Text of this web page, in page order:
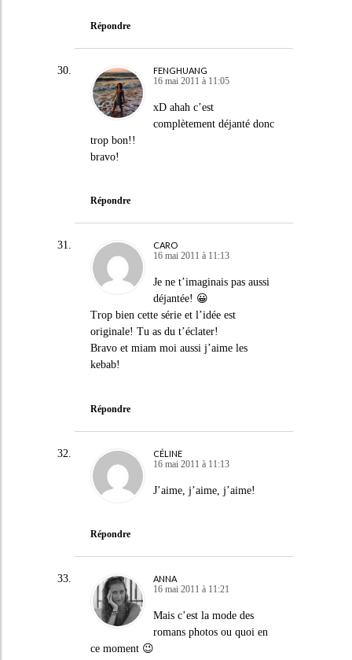
Répondre
FENGHUANG
16 mai 2011 à 11:05
xD ahah c’est
complètement déjanté donc
trop bon!!
bravo!
Répondre
CARO
16 mai 2011 à 11:13
Je ne t’imaginais pas aussi
déjantée! 😀
Trop bien cette série et l’idée est
originale! Tu as du t’éclater!
Bravo et miam moi aussi j’aime les
kebab!
Répondre
CÉLINE
16 mai 2011 à 11:13
J’aime, j’aime, j’aime!
Répondre
ANNA
16 mai 2011 à 11:21
Mais c’est la mode des
romans photos ou quoi en
ce moment 😉